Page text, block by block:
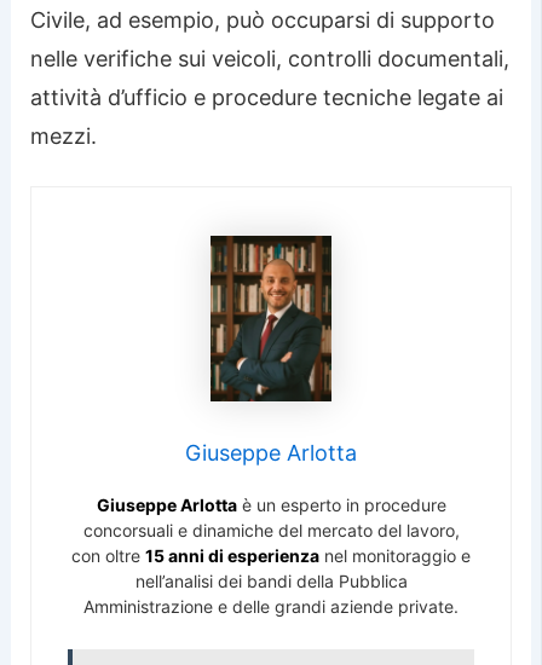
Civile, ad esempio, può occuparsi di supporto
nelle verifiche sui veicoli, controlli documentali,
attività d’ufficio e procedure tecniche legate ai
mezzi.
Giuseppe Arlotta
Giuseppe Arlottaè un esperto in procedure
concorsuali e dinamiche del mercato del lavoro,
con oltre 15 anni di esperienza nel monitoraggio e
nell’analisi dei bandi della Pubblica
Amministrazione e delle grandi aziende private.